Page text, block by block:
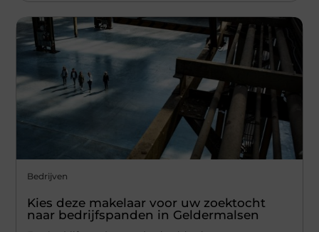
Bedrijven
Kies deze makelaar voor uw zoektocht
naar bedrijfspanden in Geldermalsen